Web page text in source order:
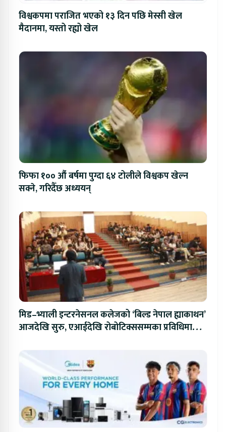
विश्वकपमा पराजित भएको १३ दिन पछि मेस्सी खेल
मैदानमा, यस्तो रह्यो खेल
फिफा १०० औं बर्षमा पुग्दा ६४ टोलीले विश्वकप खेल्न
सक्ने, गरिदैँछ अध्ययन्
मिड–भ्याली इन्टरनेसनल कलेजको ‘बिल्ड नेपाल ह्याकाथन’
आजदेखि सुरु, एआईदेखि रोबोटिक्ससम्मका प्रविधिमा